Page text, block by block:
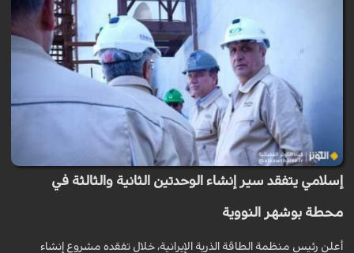
إسلامي يتفقد سير إنشاء الوحدتين الثانية والثالثة في
محطة بوشهر النووية
أعلن رئيس منظمة الطاقة الذرية الإيرانية، خلال تفقده مشروع إنشاء